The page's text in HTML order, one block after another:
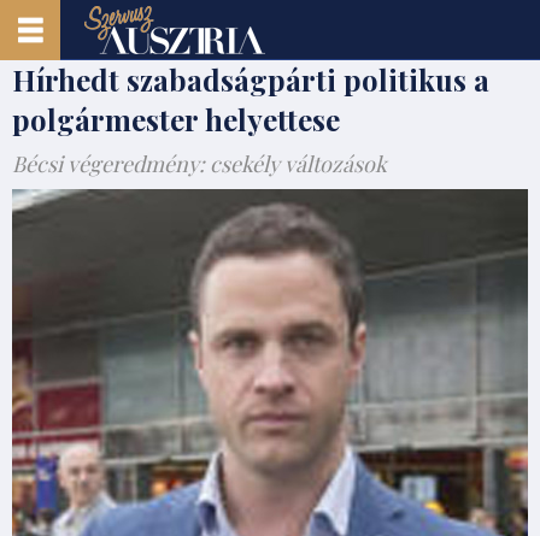
Hírhedt szabadságpárti politikus a
polgármester helyettese
Bécsi végeredmény: csekély változások